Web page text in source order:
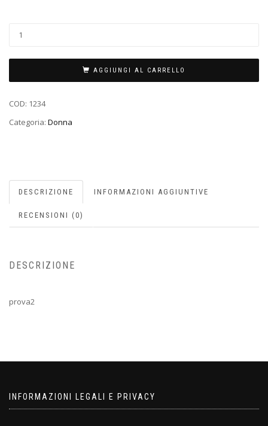
AGGIUNGI AL CARRELLO
COD: 1234
Categoria: Donna
DESCRIZIONE INFORMAZIONI AGGIUNTIVE
RECENSIONI (0)
DESCRIZIONE
prova2
INFORMAZIONI LEGALI E PRIVACY